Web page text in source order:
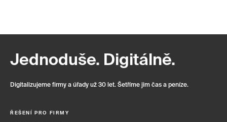
Jednoduše. Digitálně.
Digitalizujeme firmy a úřady už 30 let. Šetříme jim čas a peníze.
ŘEŠENÍ PRO FIRMY